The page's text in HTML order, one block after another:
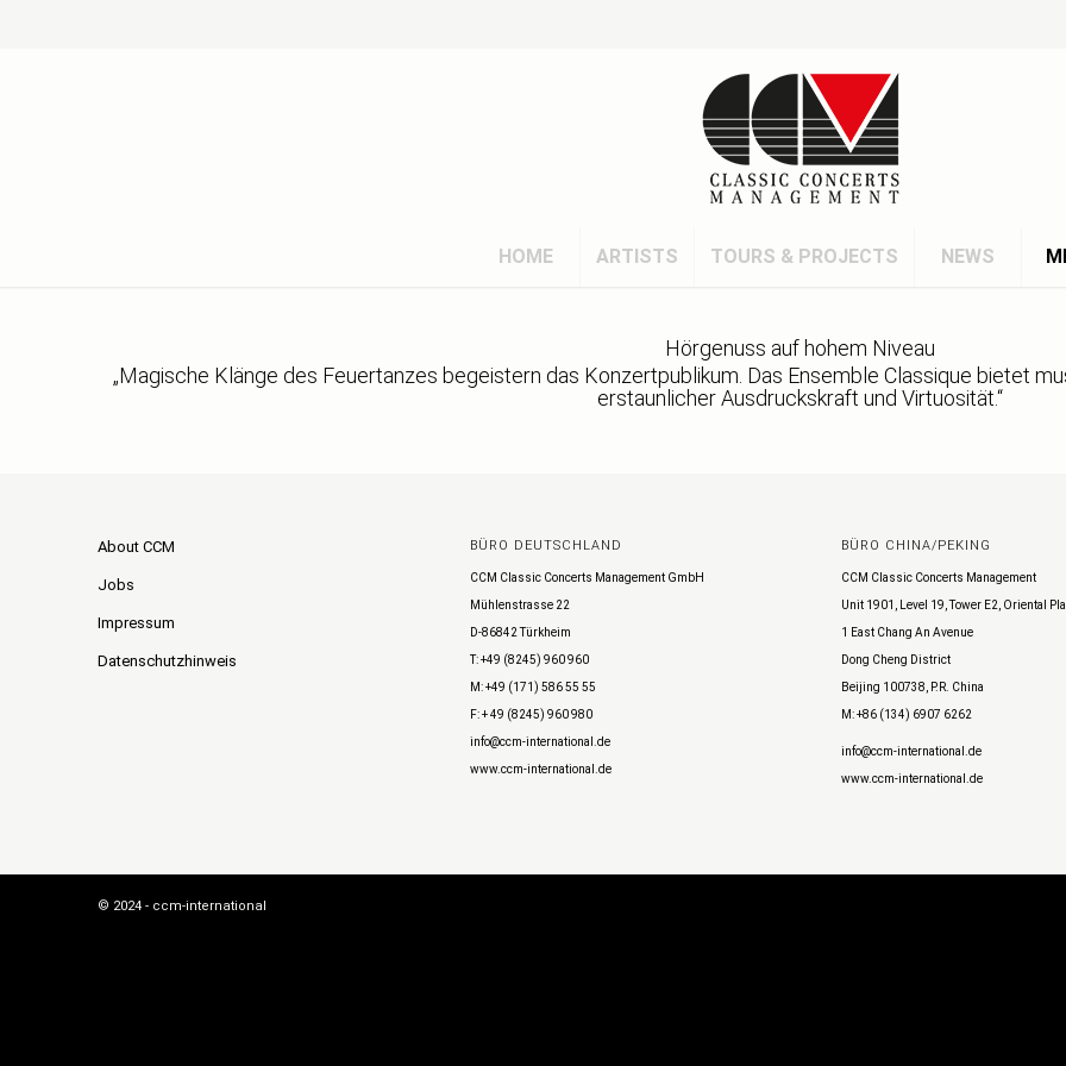
HOME ARTISTS TOURS & PROJECTS NEWS
Hörgenuss auf hohem Niveau
„Magische Klänge des Feuertanzes begeistern das Konzertpublikum. Das Ensemble Classique bietet
erstaunlicher Ausdruckskraft und Virtuosität.“
About CCM
Jobs
Impressum
Datenschutzhinweis
BÜRO DEUTSCHLAND
CCM Classic Concerts Management GmbH
Mühlenstrasse 22
D-86842 Türkheim
T: +49 (8245) 960 960
M: +49 (171) 586 55 55
F: + 49 (8245) 960 980
info@ccm-international.de
www.ccm-international.de
BÜRO CHINA/PEKING
CCM Classic Concerts Management
Unit 1901, Level 19, Tower E2, Oriental
1 East Chang An Avenue
Dong Cheng District
Beijing 100738, P.R. China
M: +86 (134) 6907 6262
info@ccm-international.de
www.ccm-international.de
© 2024 - ccm-international